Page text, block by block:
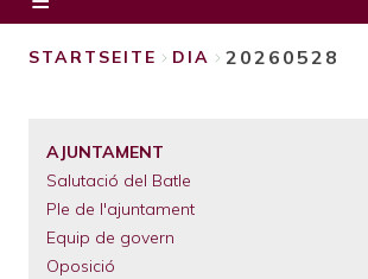
Municipi
Serveis
Municipals
Tràmits
STARTSEITE DIA 20260528
AJUNTAMENT
Salutació del Batle
Ple de l'ajuntament
Equip de govern
Oposició